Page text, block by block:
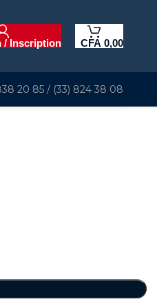
/ Inscription CFA 0,00
20 85 / (33) 824 38 08